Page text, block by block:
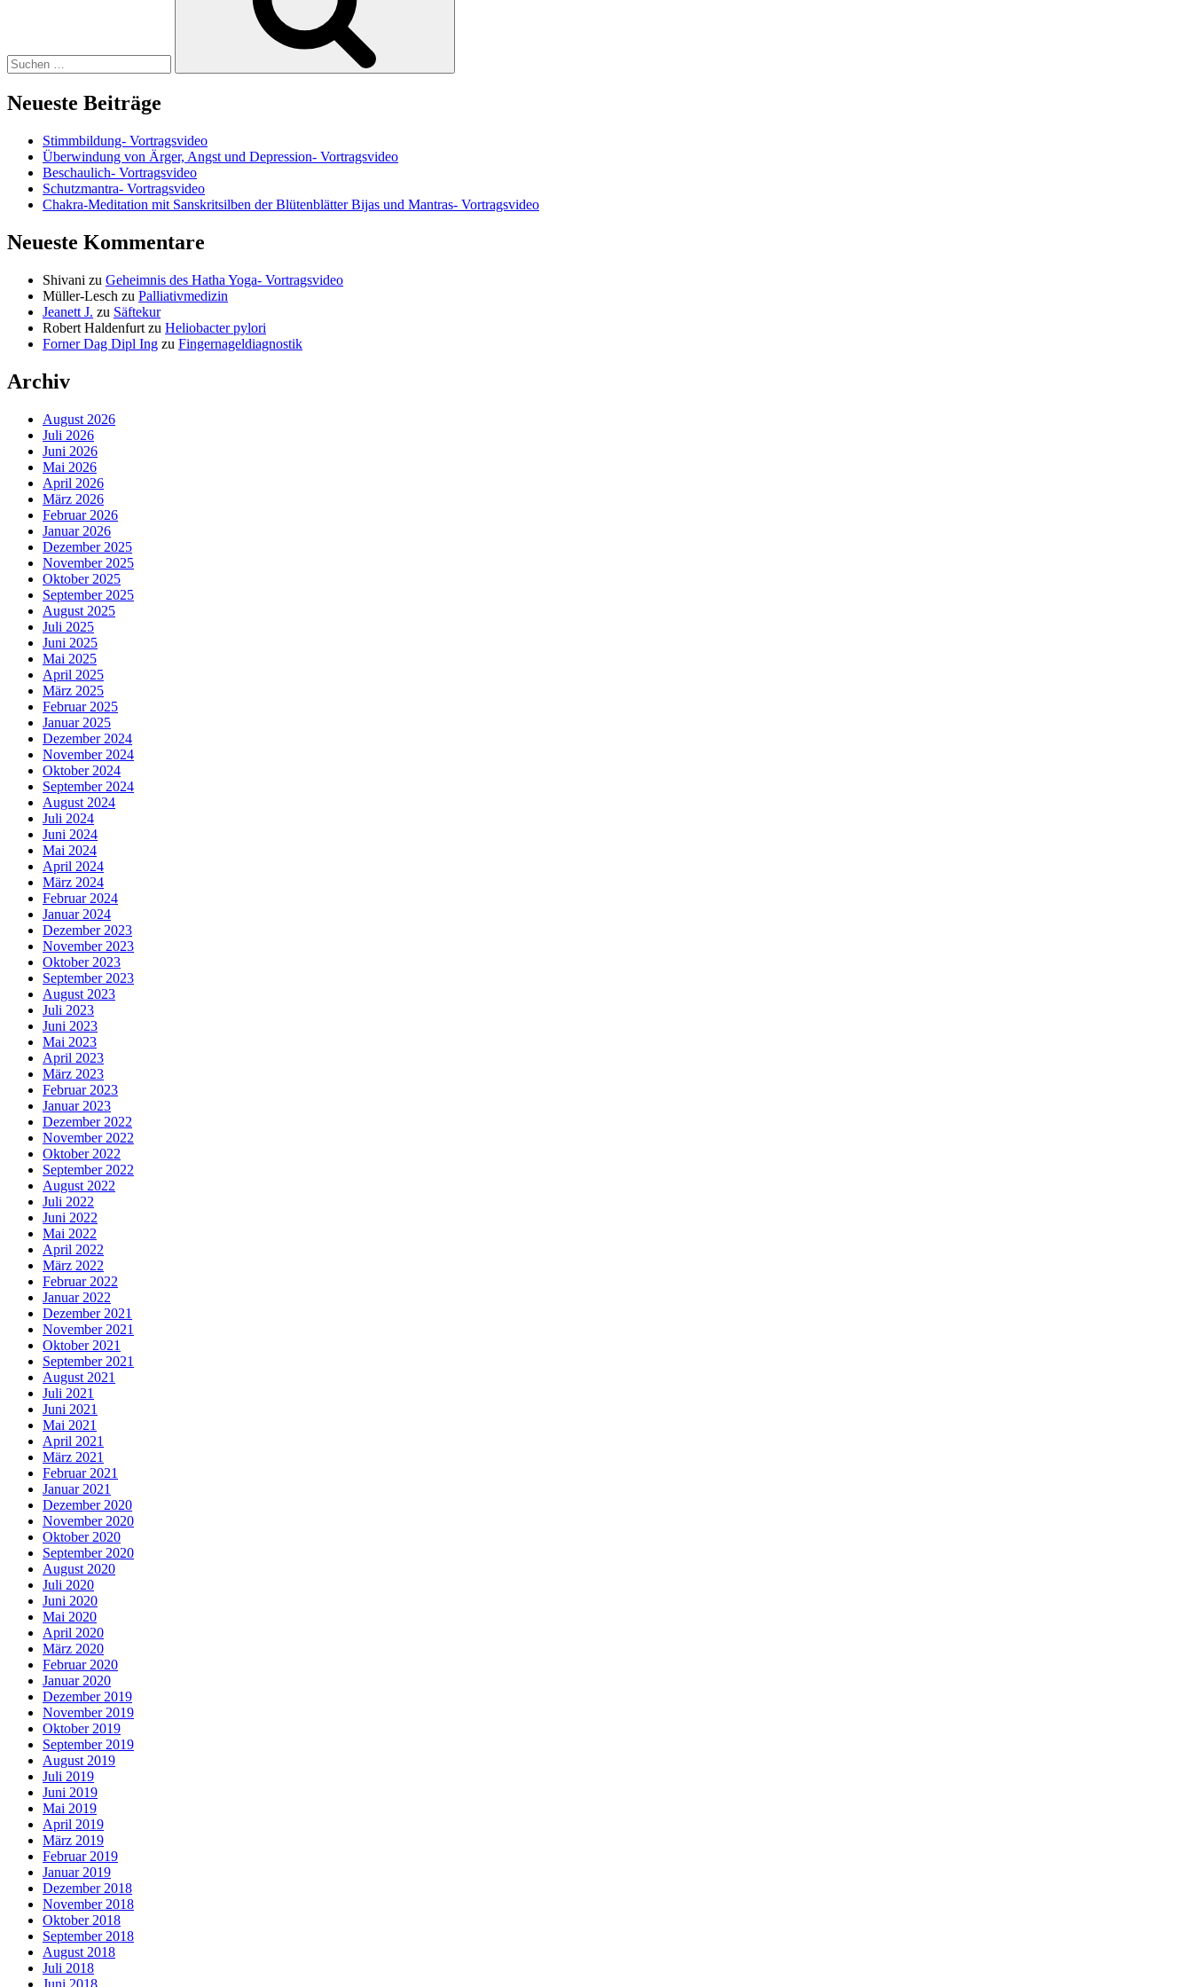
Neueste Beiträge
Stimmbildung- Vortragsvideo
Überwindung von Ärger, Angst und Depression- Vortragsvideo
Beschaulich- Vortragsvideo
Schutzmantra- Vortragsvideo
Chakra-Meditation mit Sanskritsilben der Blütenblätter Bijas und Mantras- Vortragsvideo
Neueste Kommentare
Shivani zu Geheimnis des Hatha Yoga- Vortragsvideo
Müller-Lesch zu Palliativmedizin
Jeanett J. zu Säftekur
Robert Haldenfurt zu Heliobacter pylori
Forner Dag Dipl Ing zu Fingernageldiagnostik
Archiv
August 2026
Juli 2026
Juni 2026
Mai 2026
April 2026
März 2026
Februar 2026
Januar 2026
Dezember 2025
November 2025
Oktober 2025
September 2025
August 2025
Juli 2025
Juni 2025
Mai 2025
April 2025
März 2025
Februar 2025
Januar 2025
Dezember 2024
November 2024
Oktober 2024
September 2024
August 2024
Juli 2024
Juni 2024
Mai 2024
April 2024
März 2024
Februar 2024
Januar 2024
Dezember 2023
November 2023
Oktober 2023
September 2023
August 2023
Juli 2023
Juni 2023
Mai 2023
April 2023
März 2023
Februar 2023
Januar 2023
Dezember 2022
November 2022
Oktober 2022
September 2022
August 2022
Juli 2022
Juni 2022
Mai 2022
April 2022
März 2022
Februar 2022
Januar 2022
Dezember 2021
November 2021
Oktober 2021
September 2021
August 2021
Juli 2021
Juni 2021
Mai 2021
April 2021
März 2021
Februar 2021
Januar 2021
Dezember 2020
November 2020
Oktober 2020
September 2020
August 2020
Juli 2020
Juni 2020
Mai 2020
April 2020
März 2020
Februar 2020
Januar 2020
Dezember 2019
November 2019
Oktober 2019
September 2019
August 2019
Juli 2019
Juni 2019
Mai 2019
April 2019
März 2019
Februar 2019
Januar 2019
Dezember 2018
November 2018
Oktober 2018
September 2018
August 2018
Juli 2018
Juni 2018